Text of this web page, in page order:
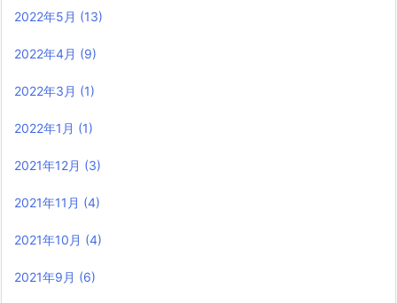
2022年5月 (13)
2022年4月 (9)
2022年3月 (1)
2022年1月 (1)
2021年12月 (3)
2021年11月 (4)
2021年10月 (4)
2021年9月 (6)